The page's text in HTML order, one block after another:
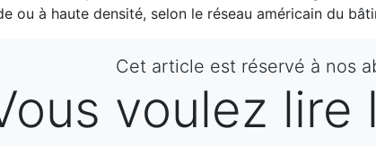
ou à haute densité, selon le réseau américain du
Cet article est réservé à nos
voulez lire